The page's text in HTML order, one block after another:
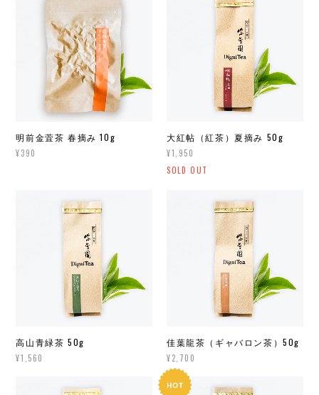
明前金萓茶 春摘み 10g
¥390
大紅帖（紅茶）夏摘み 50g
¥1,950
SOLD OUT
高山青緑茶 50g
¥1,560
佳葉龍茶（ギャバロン茶）50g
¥2,700